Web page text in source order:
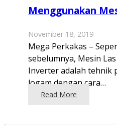
Menggunakan
November 18, 2019
Mega Perkakas –
sebelumnya, Mesin
Inverter adalah tehnik
logam dengan cara…
Read More